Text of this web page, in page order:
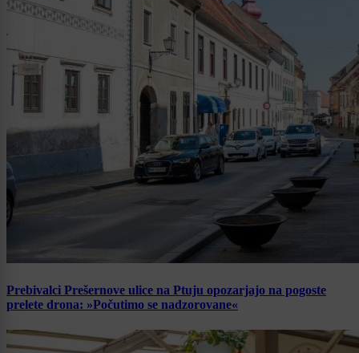
Prebivalci Prešernove ulice na Ptuju opozarjajo na pogoste
prelete drona: »Počutimo se nadzorovane«